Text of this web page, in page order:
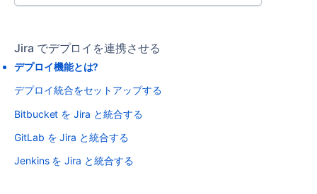
Jira でデプロイを連携させる
デプロイ機能とは?
デプロイ統合をセットアップする
Bitbucket を Jira と統合する
GitLab を Jira と統合する
Jenkins を Jira と統合する